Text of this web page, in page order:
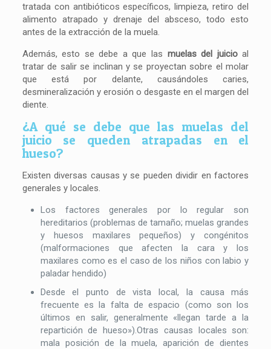
tratada con antibióticos específicos, limpieza, retiro del
alimento atrapado y drenaje del absceso, todo esto
antes de la extracción de la muela.
Además, esto se debe a que las muelas del juicioal
tratar de salir se inclinan y se proyectan sobre el molar
que está por delante, causándoles caries,
desmineralización y erosión o desgaste en el margen del
diente.
¿A qué se debe que las muelas del
juicio se queden atrapadas en el
hueso?
Existen diversas causas y se pueden dividir en factores
generales y locales.
Los factores generales por lo regular son
hereditarios (problemas de tamaño; muelas grandes
y huesos maxilares pequeños) y congénitos
(malformaciones que afecten la cara y los
maxilares como es el caso de los niños con labio y
paladar hendido)
Desde el punto de vista local, la causa más
frecuente es la falta de espacio (como son los
últimos en salir, generalmente «llegan tarde a la
repartición de hueso»).Otras causas locales son:
mala posición de la muela, aparición de dientes